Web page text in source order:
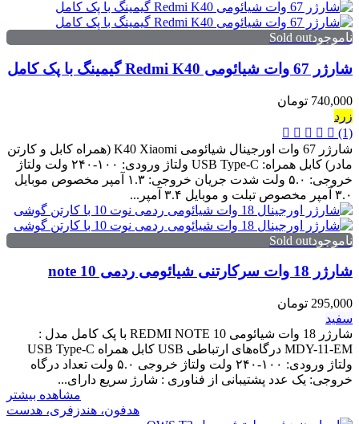
ناموجودSold out
شارژر 67 وات شیائومی Redmi K40 گیمینگ با پک کامل
740,000 تومان
زرد
(1)
شارژر 67 وات اورجینال شیائومی K40 Xiaomi (همراه کابل و کارتن
مادر) کابل همراه: USB Type-C ولتاژ ورودی: ۱۰۰-۲۴۰ ولت ولتاژ
خروجی: ۵.۰ ولت شدت جریان خروجی: ۱.۳ آمپر مخصوص موبایل
۳.۰ آمپر مخصوص تبلت و موبایل ۳.۴ آمپر...
ناموجودSold out
شارژر 18 وات سرکارتنی شیائومی ردمی note 10
295,000 تومان
سفید
شارژر 18 وات شیائومی REDMI NOTE 10 با پک کامل مدل :
MDY-11-EM درگاه‌های ارتباطی USB کابل همراه USB Type-C
ولتاژ ورودی: ۱۰۰-۲۴۰ ولت ولتاژ خروجی ۵.۰ ولت تعداد درگاه
خروجی: یک عدد پشتیبانی از فناوری : شارژ سریع دارای...
مشاهده بیشتر
هدفون، هندزفری، هدست